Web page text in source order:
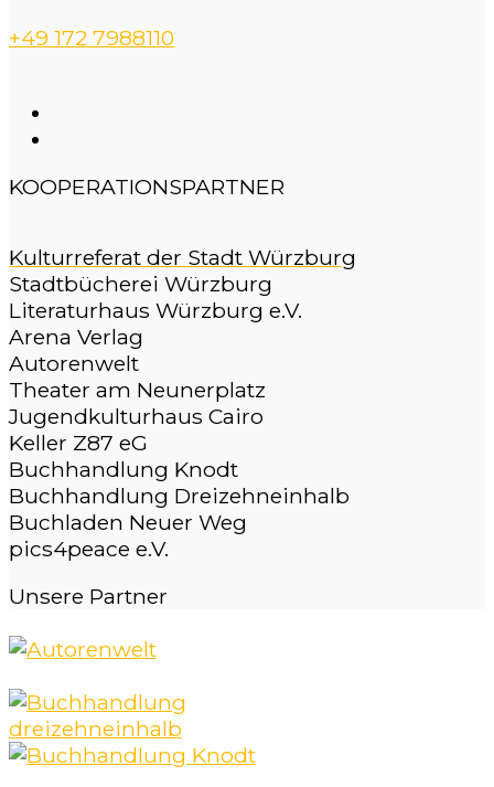
+49 172 7988110
KOOPERATIONSPARTNER
Kulturreferat der Stadt Würzburg
Stadtbücherei Würzburg
Literaturhaus Würzburg e.V.
Arena Verlag
Autorenwelt
Theater am Neunerplatz
Jugendkulturhaus Cairo
Keller Z87 eG
Buchhandlung Knodt
Buchhandlung Dreizehneinhalb
Buchladen Neuer Weg
pics4peace e.V.
Unsere Partner